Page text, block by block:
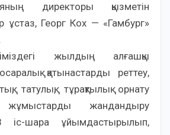
директоры қызметін
ұстаз, Георг Кох — «Гамбург»
жылдың алғашқы
қатынастарды реттеу,
татулық, тұрақтылық орнату
жұмыстарды жандандыру
іс-шара ұйымдастырылып,